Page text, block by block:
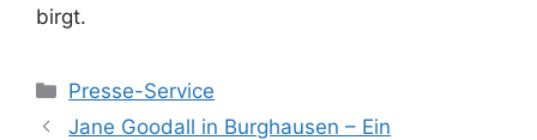
birgt.
Kategorien
Presse-Service
Jane Goodall in Burghausen – Ein